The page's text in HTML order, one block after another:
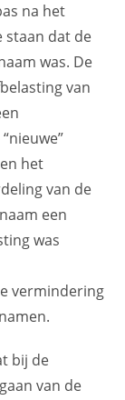
na het
staan dat de
was. De
van
het
van de
een
was
vermindering
bij de
van de